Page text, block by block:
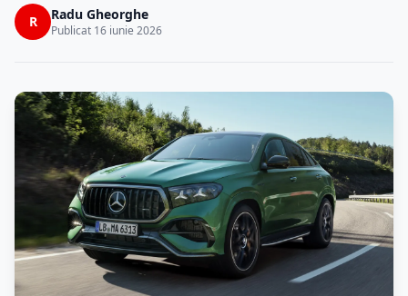
R Radu Gheorghe
Publicat 16 iunie 2026